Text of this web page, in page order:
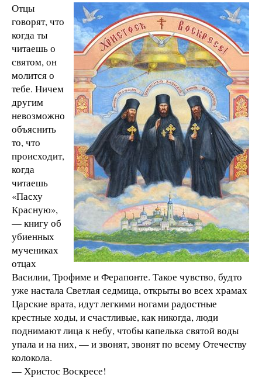
Отцы
говорят, что
когда ты
читаешь о
святом, он
молится о
тебе. Ничем
другим
невозможно
объяснить
то, что
происходит,
когда
читаешь
«Пасху
Красную»,
— книгу об
убиенных
мучениках
отцах
Василии, Трофиме и Ферапонте. Такое чувство, будто
уже настала Светлая седмица, открыты во всех храмах
Царские врата, идут легкими ногами радостные
крестные ходы, и счастливые, как никогда, люди
поднимают лица к небу, чтобы капелька святой воды
упала и на них, — и звонят, звонят по всему Отечеству
колокола.
— Христос Воскресе!